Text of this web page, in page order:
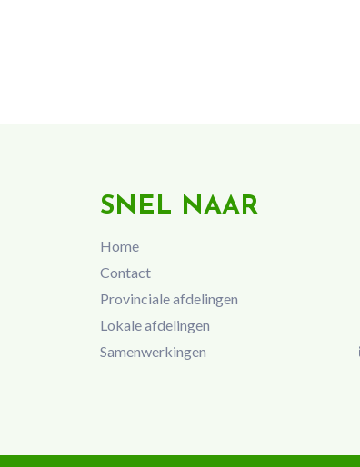
SNEL NAAR
Home
Contact
Provinciale afdelingen
Lokale afdelingen
Samenwerkingen